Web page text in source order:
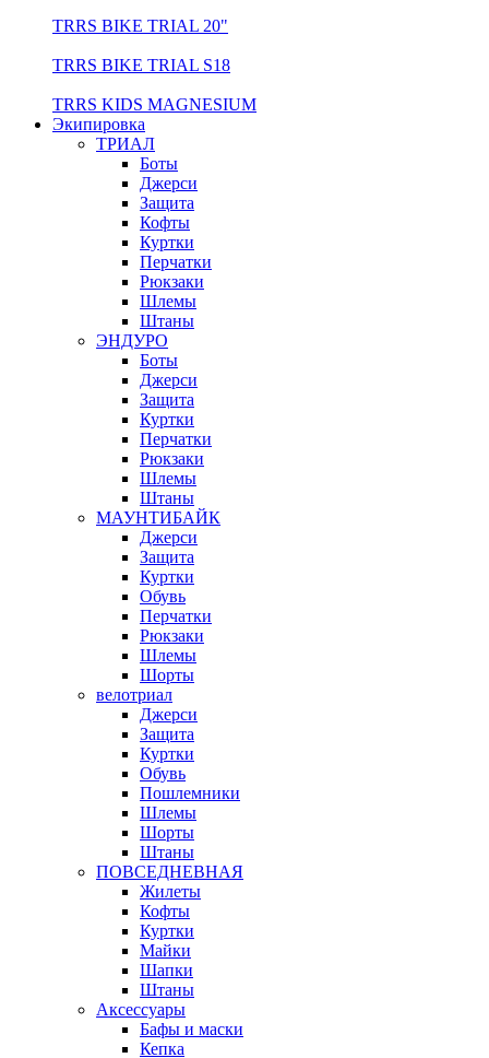
TRRS BIKE TRIAL 20"
TRRS BIKE TRIAL S18
TRRS KIDS MAGNESIUM
Экипировка
ТРИАЛ
Боты
Джерси
Защита
Кофты
Куртки
Перчатки
Рюкзаки
Шлемы
Штаны
ЭНДУРО
Боты
Джерси
Защита
Куртки
Перчатки
Рюкзаки
Шлемы
Штаны
МАУНТИБАЙК
Джерси
Защита
Куртки
Обувь
Перчатки
Рюкзаки
Шлемы
Шорты
велотриал
Джерси
Защита
Куртки
Обувь
Пошлемники
Шлемы
Шорты
Штаны
ПОВСЕДНЕВНАЯ
Жилеты
Кофты
Куртки
Майки
Шапки
Штаны
Аксессуары
Бафы и маски
Кепка